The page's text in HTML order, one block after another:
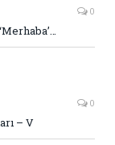
0
0
– V